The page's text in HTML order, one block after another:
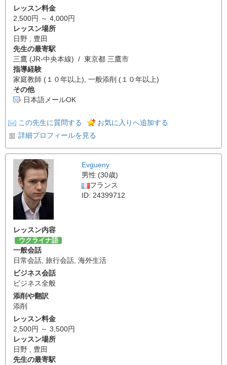
レッスン料金
2,500円 ～ 4,000円
レッスン場所
日野 , 豊田
先生の最寄駅
三鷹 (JR-中央本線) / 東京都 三鷹市
指導経験
家庭教師 (１０年以上), 一般添削 (１０年以上)
その他
日本語メールOK
この先生に質問する
お気に入りへ追加する
詳細プロフィールを見る
Evgueny
男性 (30歳)
フランス
ID: 24399712
レッスン内容
ウクライナ語
一般会話
日常会話, 旅行会話, 海外生活
ビジネス会話
ビジネス全般
添削や翻訳
添削
レッスン料金
2,500円 ～ 3,500円
レッスン場所
日野 , 豊田
先生の最寄駅